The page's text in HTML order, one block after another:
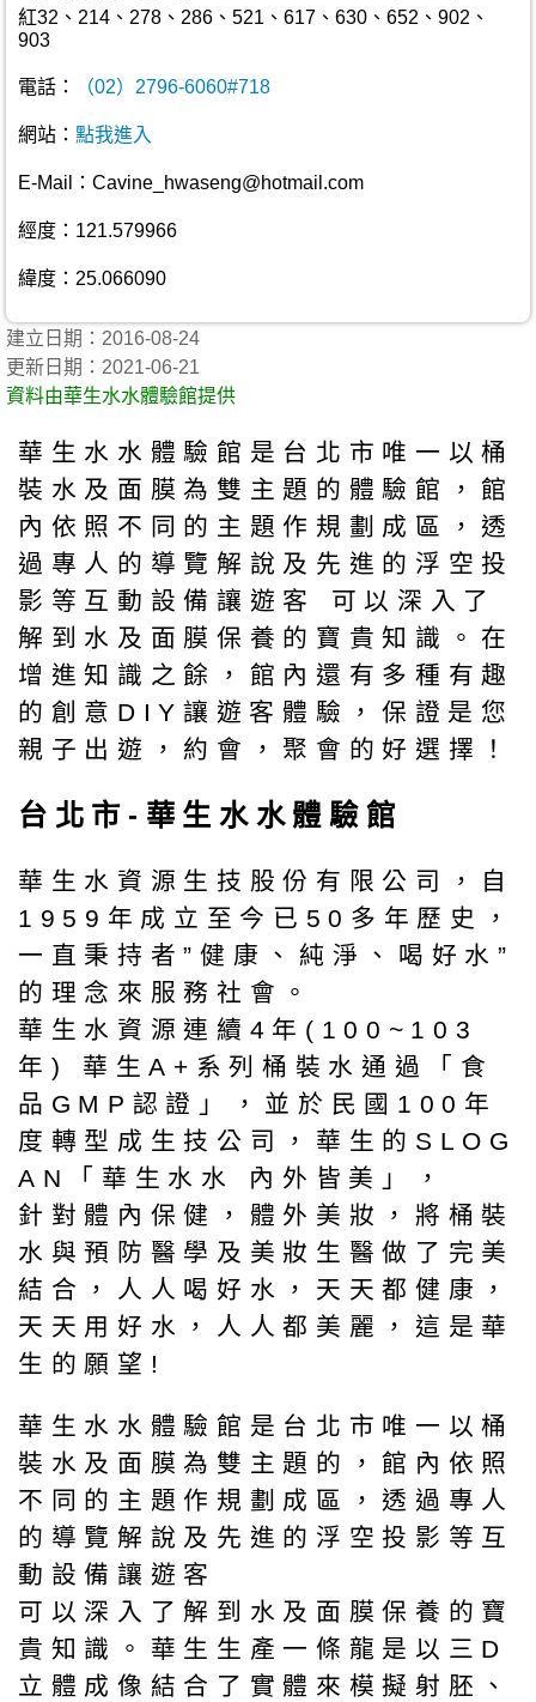
紅32、214、278、286、521、617、630、652、902、
903
電話： （02）2796-6060#718
網站： 點我進入
E-Mail：Cavine_hwaseng@hotmail.com
經度：121.579966
緯度：25.066090
建立日期：2016-08-24
更新日期：2021-06-21
資料由華生水水體驗館提供
華生水水體驗館是台北市唯一以桶
裝水及面膜為雙主題的體驗館，館
內依照不同的主題作規劃成區，透
過專人的導覽解說及先進的浮空投
影等互動設備讓遊客 可以深入了
解到水及面膜保養的寶貴知識。在
增進知識之餘，館內還有多種有趣
的創意DIY讓遊客體驗，保證是您
親子出遊，約會，聚會的好選擇！
台北市-華生水水體驗館
華生水資源生技股份有限公司，自
1959年成立至今已50多年歷史，
一直秉持者”健康、純淨、喝好水”
的理念來服務社會。
華生水資源連續4年(100~103
年) 華生A+系列桶裝水通過「食
品GMP認證」，並於民國100年
度轉型成生技公司，華生的SLOG
AN「華生水水 內外皆美」，
針對體內保健，體外美妝，將桶裝
水與預防醫學及美妝生醫做了完美
結合，人人喝好水，天天都健康，
天天用好水，人人都美麗，這是華
生的願望!
華生水水體驗館是台北市唯一以桶
裝水及面膜為雙主題的，館內依照
不同的主題作規劃成區，透過專人
的導覽解說及先進的浮空投影等互
動設備讓遊客
可以深入了解到水及面膜保養的寶
貴知識。華生生產一條龍是以三D
立體成像結合了實體來模擬射胚、